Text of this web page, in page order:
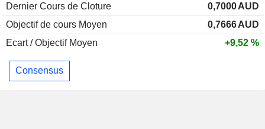
Dernier Cours de Cloture
0,7000AUD
Objectif de cours Moyen
0,7666AUD
Ecart / Objectif Moyen
+9,52 %
Consensus